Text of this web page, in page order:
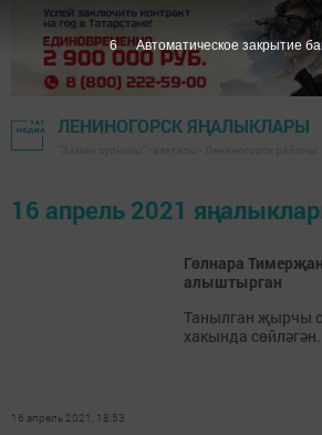
ЛЕНИНОГОРСК ЯҢАЛЫКЛАРЫ
16 апрель 2021
Гөлнара
алыштырган
Танылган җырчы
хакында сөйләгән.
16 апрель 2021, 18:53
5 Автоматическое закрытие